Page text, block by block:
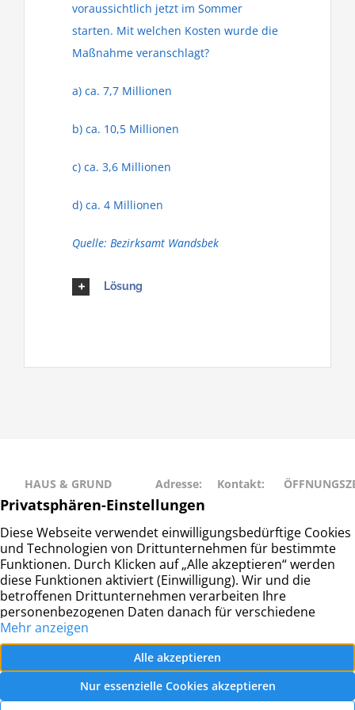
voraussichtlich jetzt im Sommer
starten. Mit welchen Kosten wurde die
Maßnahme veranschlagt?
a) ca. 7,7 Millionen
b) ca. 10,5 Millionen
c) ca. 3,6 Millionen
d) ca. 4 Millionen
Quelle: Bezirksamt Wandsbek
Lösung
HAUS & GRUND
RAHLSTEDT
Haus- und
Grundeigentümerverein
Hamburg-Rahlstedt e.V.
Adresse:
Schweriner
Str. 27
22143
Hamburg
Kontakt:
– 677 88 66
info@hug-
rahlstedt.de
• Freitag:
14:00
Dienstag •
Donnerstag:
– 18:00
© Haus- und Grundeigentümerverein Hamburg-